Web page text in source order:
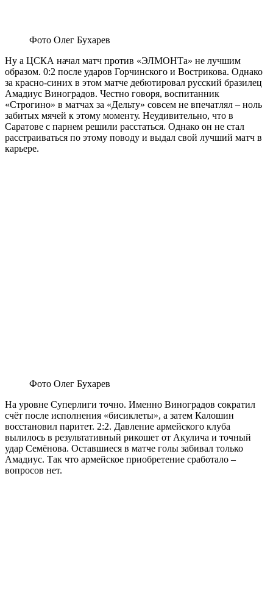
Фото Олег Бухарев
Ну а ЦСКА начал матч против «ЭЛМОНТа» не лучшим
образом. 0:2 после ударов Горчинского и Вострикова. Однако
за красно-синих в этом матче дебютировал русский бразилец
Амадиус Виноградов. Честно говоря, воспитанник
«Строгино» в матчах за «Дельту» совсем не впечатлял – ноль
забитых мячей к этому моменту. Неудивительно, что в
Саратове с парнем решили расстаться. Однако он не стал
расстраиваться по этому поводу и выдал свой лучший матч в
карьере.
Фото Олег Бухарев
На уровне Суперлиги точно. Именно Виноградов сократил
счёт после исполнения «бисиклеты», а затем Калошин
восстановил паритет. 2:2. Давление армейского клуба
вылилось в результативный рикошет от Акулича и точный
удар Семёнова. Оставшиеся в матче голы забивал только
Амадиус. Так что армейское приобретение сработало –
вопросов нет.